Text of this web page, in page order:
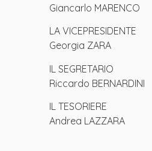
Giancarlo MARENCO
LA VICEPRESIDENTE
Georgia ZARA
IL SEGRETARIO
Riccardo BERNARDINI
IL TESORIERE
Andrea LAZZARA